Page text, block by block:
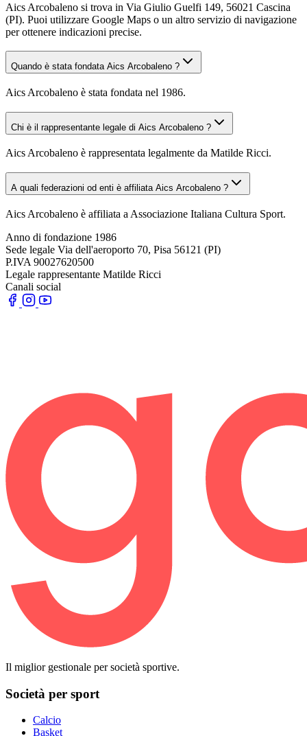
Aics Arcobaleno si trova in Via Giulio Guelfi 149, 56021 Cascina
(PI). Puoi utilizzare Google Maps o un altro servizio di navigazione
per ottenere indicazioni precise.
Quando è stata fondata Aics Arcobaleno ?
Aics Arcobaleno è stata fondata nel 1986.
Chi è il rappresentante legale di Aics Arcobaleno ?
Aics Arcobaleno è rappresentata legalmente da Matilde Ricci.
A quali federazioni od enti è affiliata Aics Arcobaleno ?
Aics Arcobaleno è affiliata a Associazione Italiana Cultura Sport.
Anno di fondazione 1986
Sede legale Via dell'aeroporto 70, Pisa 56121 (PI)
P.IVA 90027620500
Legale rappresentante Matilde Ricci
Canali social
Il miglior gestionale per società sportive.
Società per sport
Calcio
Basket